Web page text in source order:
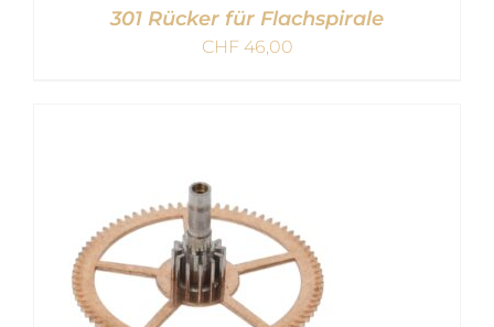
301 Rücker für Flachspirale
CHF46,00